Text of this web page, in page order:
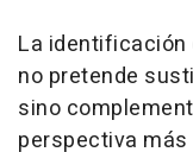
La
no pretende
sino
perspectiva